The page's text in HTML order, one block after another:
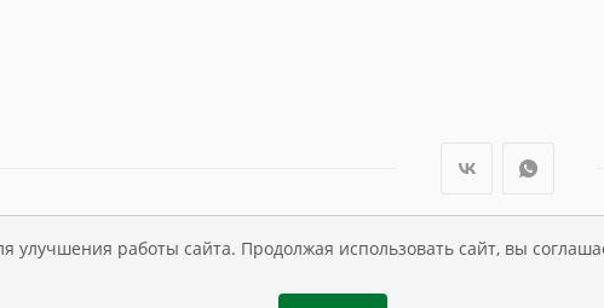
улучшения работы сайта. Продолжая использовать сайт, вы
мебели Династия Kids , 1995 - 2026